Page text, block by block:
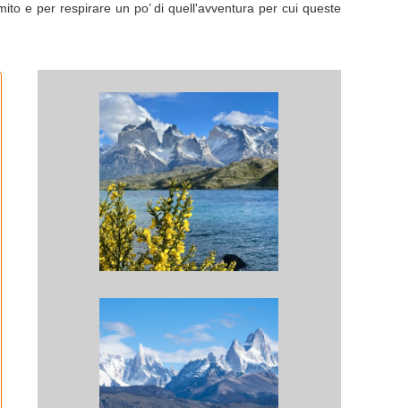
e per respirare un po’ di quell'avventura per cui queste